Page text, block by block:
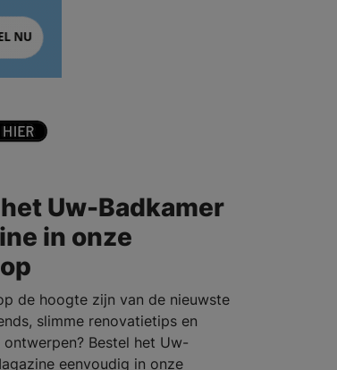
Uw-Badkamer
in onze
de hoogte zijn van de nieuwste
slimme renovatietips en
ontwerpen? Bestel het Uw-
eenvoudig in onze